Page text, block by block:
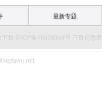
最新专题
载 苏ICP备16008348号 不良信息举